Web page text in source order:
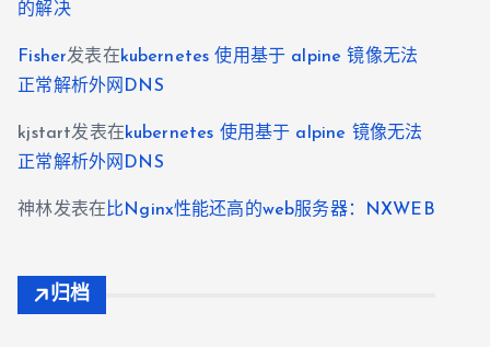
的解决
Fisher发表在kubernetes 使用基于 alpine 镜像无法
正常解析外网DNS
kjstart发表在kubernetes 使用基于 alpine 镜像无法
正常解析外网DNS
神林发表在 比Nginx性能还高的web服务器：NXWEB
归档